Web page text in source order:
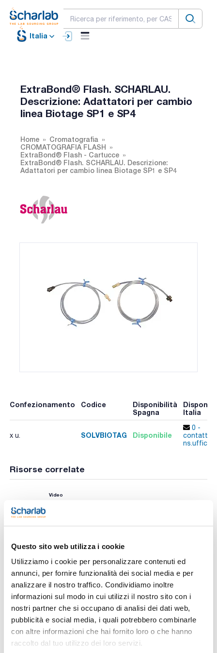
Questo sito web utilizza i cookie
Utilizziamo i cookie per personalizzare contenuti ed
annunci, per fornire funzionalità dei social media e per
analizzare il nostro traffico. Condividiamo inoltre
informazioni sul modo in cui utilizzi il nostro sito con i
nostri partner che si occupano di analisi dei dati web,
pubblicità e social media, i quali potrebbero combinarle
con altre informazioni che hai fornito loro o che hanno
raccolto dal tuo utilizzo dei loro servizi.
Italia
ExtraBond® Flash. SCHARLAU.
Descrizione: Adattatori per cambio
linea Biotage SP1 e SP4
Home
Cromatografia
CROMATOGRAFIA FLASH
ExtraBond® Flash - Cartucce
ExtraBond® Flash. SCHARLAU. Descrizione:
Adattatori per cambio linea Biotage SP1 e SP4
Confezionamento Codice
Disponibilità
Spagna
Italia
x u. SOLVBIOTAG Disponibile
0 -
contatta i
ns.uffici
Risorse correlate
Video
Stampa pagina prodotto
Caratteristiche
Descrizione : Adattatori per cambio linea Biotage SP1 e SP4
Conf. (unità) : 1
La tecnica della cromatografia flash è sempre più utilizzata
per la sintesi e la purificazione. Scharlab offre le cartucce
Vedi di più